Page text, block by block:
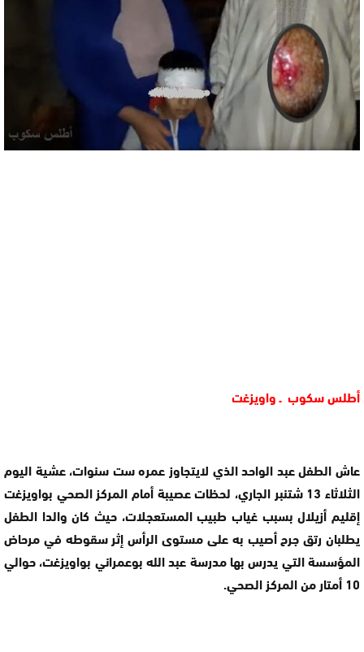
أطلس سكوب ـ واويزغت
عاش الطفل عبد الواحد الذي لايتجاوز عمره ست سنوات، عشية اليوم
الثلاثاء 13 شتنبر الجاري، لحظات عصيبة أمام المركز الصحي بواويزغت
إقليم أزيلال بسبب غياب طبيب المستعجلات، حيث كان والدا الطفل
يطلبان رتق جرح أصيب به على مستوى الرأس إثر سقوطه في مرحاض
المؤسسة التي يدرس بها مدرسة عبد الله بوعمراني بواويزغت، حوالي
10 أمتار من المركز الصحي.